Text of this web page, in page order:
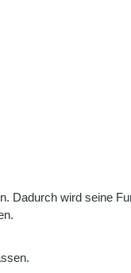
Dadurch wird seine